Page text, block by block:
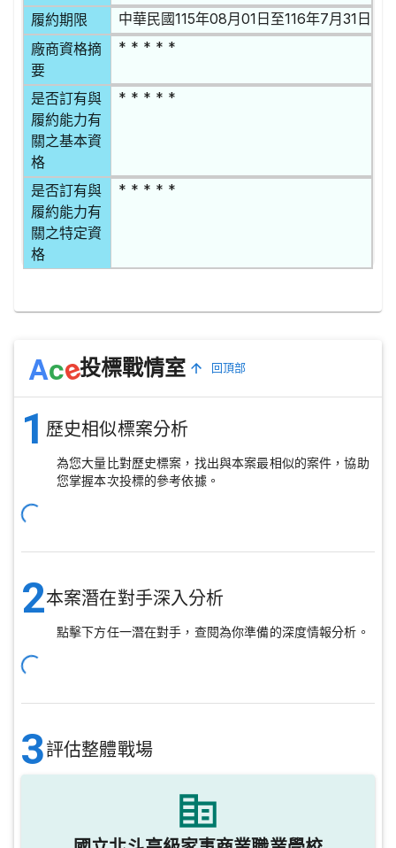
履約期限 中華民國115年08月01日至116年7月31日
廠商資格摘
要
* * * * *
是否訂有與
履約能力有
關之基本資
格
* * * * *
是否訂有與
履約能力有
關之特定資
格
* * * * *
Ace投標戰情室 回頂部
1 歷史相似標案分析
為您大量比對歷史標案，找出與本案最相似的案件，協助
您掌握本次投標的參考依據。
2本案潛在對手深入分析
點擊下方任一潛在對手，查閱為你準備的深度情報分析。
3評估整體戰場